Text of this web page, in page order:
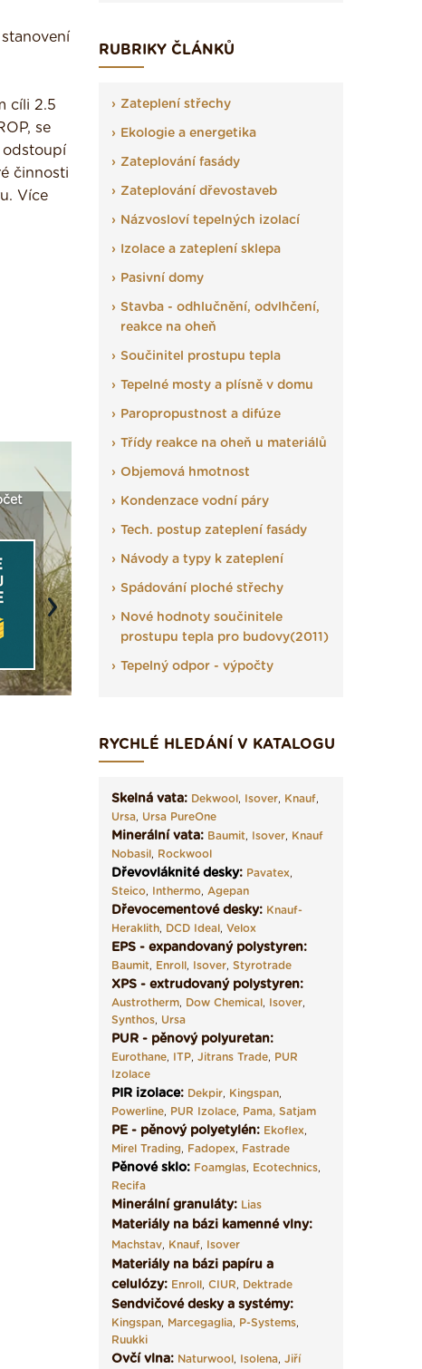
cíli 2.5
se
odstoupí
činnosti
Více
Seriál: Fasády ETICS a
vše podstatné v kostce ›
Vyberte si izolaci a pak
Next
RUBRIKY ČLÁNKŮ
Zateplení střechy
Ekologie a energetika
Zateplování fasády
Zateplování dřevostaveb
Názvosloví tepelných izolací
Izolace a zateplení sklepa
Pasivní domy
Stavba - odhlučnění, odvlhčení,
reakce na oheň
Součinitel prostupu tepla
Tepelné mosty a plísně v domu
Paropropustnost a difúze
Třídy reakce na oheň u materiálů
Objemová hmotnost
Kondenzace vodní páry
Tech. postup zateplení fasády
Návody a typy k zateplení
Spádování ploché střechy
Nové hodnoty součinitele
prostupu tepla pro budovy(2011)
Tepelný odpor - výpočty
RYCHLÉ HLEDÁNÍ V KATALOGU
Skelná vata: Dekwool, Isover, Knauf,
Ursa, Ursa PureOne
Minerální vata: Baumit, Isover, Knauf
Nobasil, Rockwool
Dřevovláknité desky: Pavatex,
Steico, Inthermo, Agepan
Dřevocementové desky: Knauf-
Heraklith, DCD Ideal, Velox
EPS - expandovaný polystyren:
Baumit, Enroll, Isover, Styrotrade
XPS - extrudovaný polystyren:
Austrotherm, Dow Chemical, Isover,
Synthos, Ursa
PUR - pěnový polyuretan:
Eurothane, ITP, Jitrans Trade, PUR
Izolace
PIR izolace: Dekpir, Kingspan,
Powerline, PUR Izolace, Pama, Satjam
PE - pěnový polyetylén: Ekoflex,
Mirel Trading, Fadopex, Fastrade
Pěnové sklo: Foamglas, Ecotechnics,
Recifa
Minerální granuláty: Lias
Materiály na bázi kamenné vlny:
Machstav, Knauf, Isover
Materiály na bázi papíru a
celulózy: Enroll, CIUR, Dektrade
Sendvičové desky a systémy:
Kingspan, Marcegaglia, P-Systems,
Ruukki
Ovčí vlna: Naturwool, Isolena, Jiří